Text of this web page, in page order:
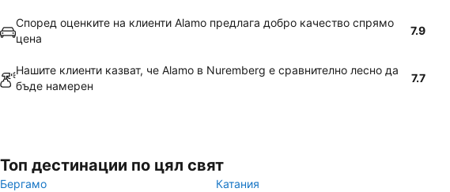
Според оценките на клиенти Alamo предлага добро качество спрямо
цена
7.9
Нашите клиенти казват, че Alamo в Nuremberg е сравнително лесно да
бъде намерен
7.7
Топ дестинации по цял свят
Бергамо
Катания